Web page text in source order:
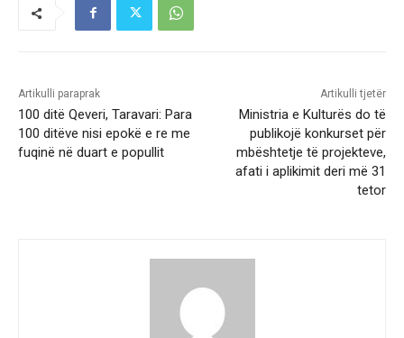
Artikulli paraprak
100 ditë Qeveri, Taravari: Para
100 ditëve nisi epokë e re me
fuqinë në duart e popullit
Artikulli tjetër
Ministria e Kulturës do të
publikojë konkurset për
mbështetje të projekteve,
afati i aplikimit deri më 31
tetor